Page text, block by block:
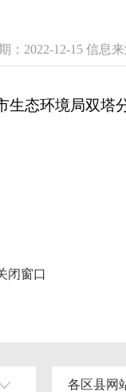
：2022-12-15 信息
生态环境局双塔
闭窗口
各区县网